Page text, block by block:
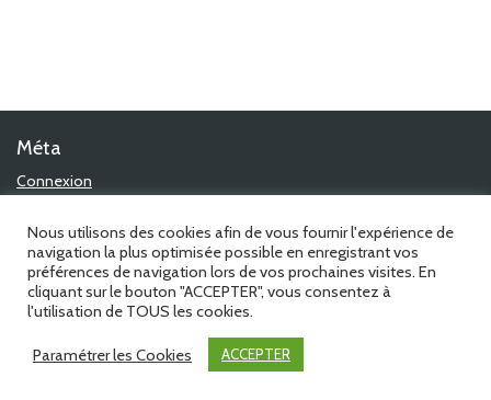
Méta
Connexion
Flux des commentaires
Site de WordPress-FR
©1988-2026 Amphitech - all rights reserved - Powered by
WordPress Theme
Nous utilisons des cookies afin de vous fournir l'expérience de
navigation la plus optimisée possible en enregistrant vos
préférences de navigation lors de vos prochaines visites. En
cliquant sur le bouton "ACCEPTER", vous consentez à
l'utilisation de TOUS les cookies.
Paramétrer les Cookies ACCEPTER